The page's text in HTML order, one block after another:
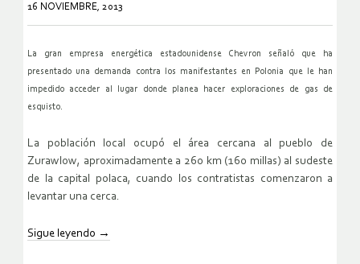
16 NOVIEMBRE, 2013
La gran empresa energética estadounidense Chevron señaló que ha
presentado una demanda contra los manifestantes en Polonia que le han
impedido acceder al lugar donde planea hacer exploraciones de gas de
esquisto.
La población local ocupó el área cercana al pueblo de
Zurawlow, aproximadamente a 260 km (160 millas) al sudeste
de la capital polaca, cuando los contratistas comenzaron a
levantar una cerca.
Sigue leyendo →